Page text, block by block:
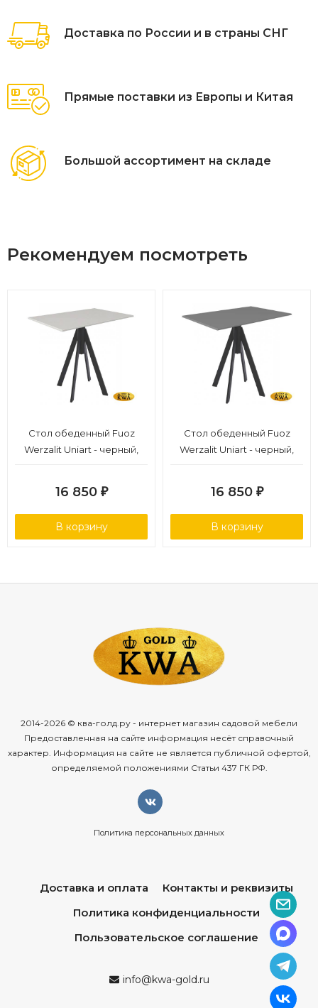
Доставка по России и в страны СНГ
Прямые поставки из Европы и Китая
Большой ассортимент на складе
Рекомендуем посмотреть
Стол обеденный Fuoz
Werzalit Uniart - черный,
16 850 ₽
В корзину
Стол обеденный Fuoz
Werzalit Uniart - черный,
16 850 ₽
В корзину
2014-2026 © ква-голд.ру - интернет магазин садовой мебели
Предоставленная на сайте информация несёт справочный
характер. Информация на сайте не является публичной офертой,
определяемой положениями Статьи 437 ГК РФ.
Политика персональных данных
Доставка и оплата
Контакты и реквизиты
Политика конфиденциальности
Пользовательское соглашение
info@kwa-gold.ru